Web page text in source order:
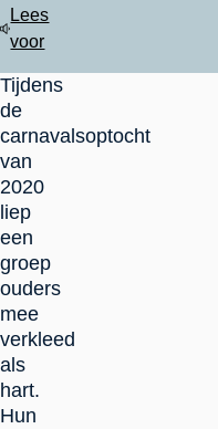
Lees
voor
Tijdens
de
carnavalsoptocht
van
2020
liep
een
groep
ouders
mee
verkleed
als
hart.
Hun